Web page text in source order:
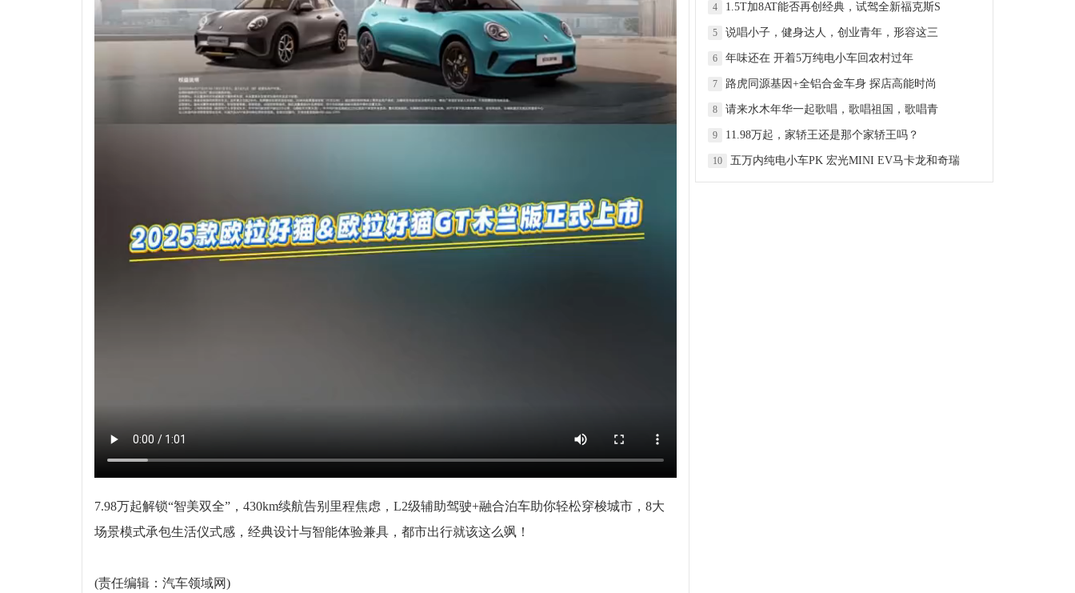
7.98万起解锁“智美双全”，430km续航告别里程焦虑，L2级辅助驾驶+融合泊车助你轻松穿梭城市，8大
场景模式承包生活仪式感，经典设计与智能体验兼具，都市出行就该这么飒！
(责任编辑：汽车领域网)
4 1.5T加8AT能否再创经典，试驾全新福克斯S
5 说唱小子，健身达人，创业青年，形容这三
6 年味还在 开着5万纯电小车回农村过年
7 路虎同源基因+全铝合金车身 探店高能时尚
8 请来水木年华一起歌唱，歌唱祖国，歌唱青
9 11.98万起，家轿王还是那个家轿王吗？
10 五万内纯电小车PK 宏光MINI EV马卡龙和奇瑞